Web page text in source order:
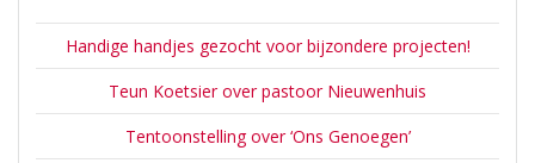
Handige handjes gezocht voor bijzondere projecten!
Teun Koetsier over pastoor Nieuwenhuis
Tentoonstelling over ‘Ons Genoegen’